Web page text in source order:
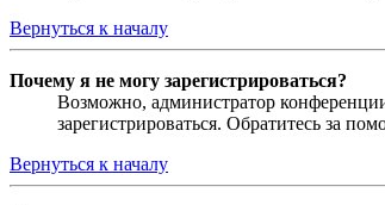
Вернуться к началу
Почему я не могу зарегистрироваться?
Возможно, администратор
зарегистрироваться. Обратитесь за
Вернуться к началу